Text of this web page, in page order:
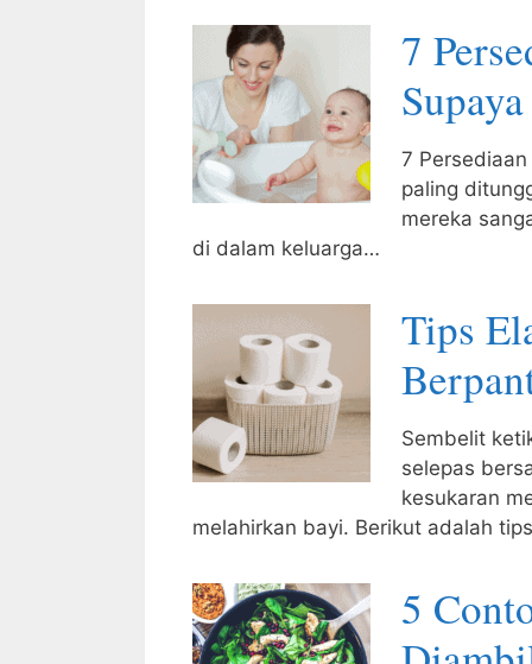
7
7
paling
mereka
di dalam keluarga…
Tips
Sembelit
selepas
kesukaran
melahirkan bayi. Berikut adalah
5